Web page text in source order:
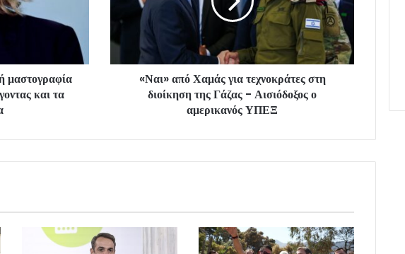
μαστογραφία
και τα
«Ναι» από Χαμάς για τεχνοκράτες στη
διοίκηση της Γάζας - Αισιόδοξος ο
αμερικανός ΥΠΕΞ